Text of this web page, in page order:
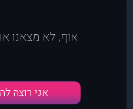
אוף, לא מצאנו
אני רוצה